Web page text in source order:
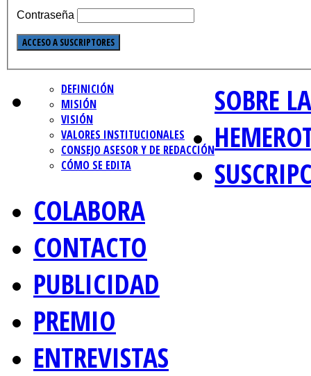
Contraseña
SOBRE
DEFINICIÓN
MISIÓN
VISIÓN
VALORES INSTITUCIONALES
CONSEJO ASESOR Y DE REDACCIÓN
CÓMO SE EDITA
COLABORA
CONTACTO
PUBLICIDAD
PREMIO
ENTREVISTAS